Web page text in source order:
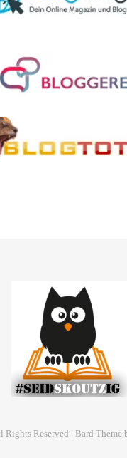
Rights Reserved | Bard Theme